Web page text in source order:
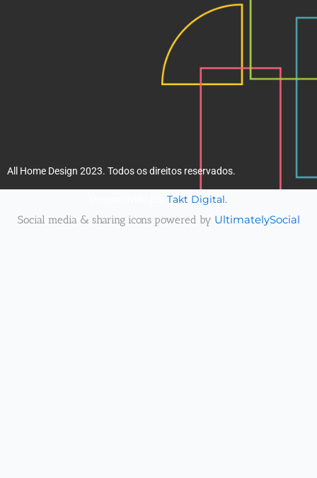
All Home Design 2023. Todos os direitos reservados.
Takt Digital.
Social media & sharing icons powered by UltimatelySocial